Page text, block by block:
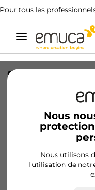
Pour tous les
Alterner
navigation
Nous
Nous utilisons
l'utilisation de
Organisateur de
900x500,